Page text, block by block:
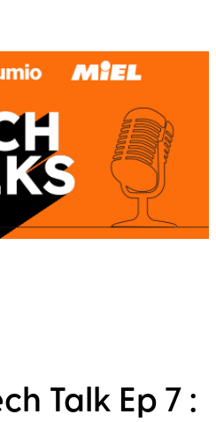
Talk Ep 7 :